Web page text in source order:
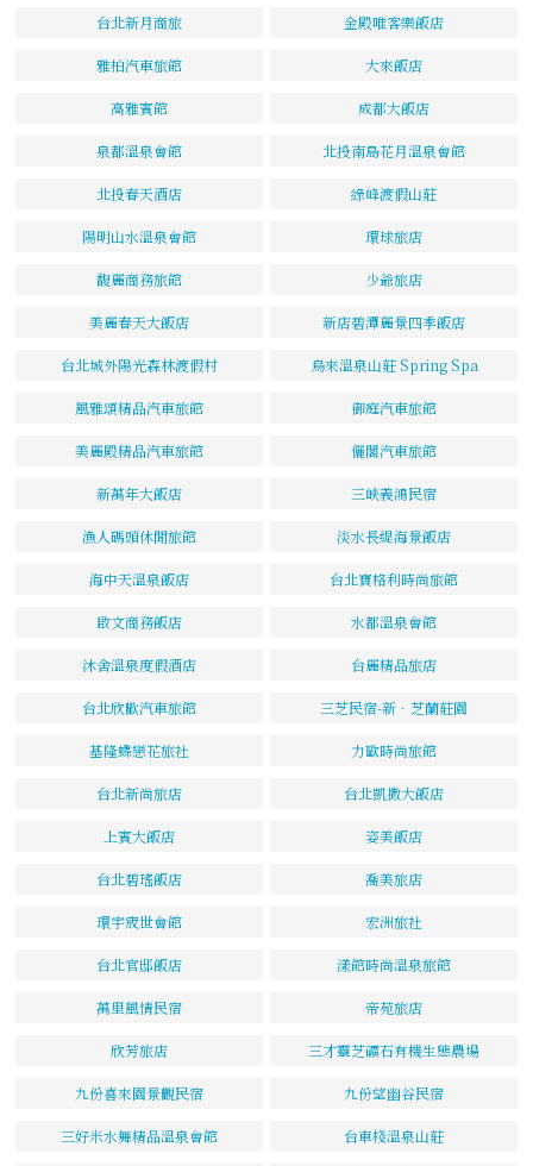
台北新月商旅 金殿唯客樂飯店
雅柏汽車旅館 大來飯店
高雅賓館 成都大飯店
泉都溫泉會館 北投南島花月溫泉會館
北投春天酒店 綠峰渡假山莊
陽明山水溫泉會館 環球旅店
馥麗商務旅館 少爺旅店
美麗春天大飯店 新店碧潭麗景四季飯店
台北城外陽光森林渡假村 烏來溫泉山莊 Spring Spa
風雅頌精品汽車旅館 御庭汽車旅館
美麗殿精品汽車旅館 儷閣汽車旅館
新萬年大飯店 三峽義鴻民宿
漁人碼頭休閒旅館 淡水長緹海景飯店
海中天溫泉飯店 台北寶格利時尚旅館
啟文商務飯店 水都溫泉會館
沐舍溫泉度假酒店 台麗精品旅店
台北欣歡汽車旅館 三芝民宿-新．芝蘭莊園
基隆蝶戀花旅社 力歐時尚旅館
台北新尚旅店 台北凱撒大飯店
上賓大飯店 姿美飯店
台北碧瑤飯店 喬美旅店
環宇宬世會館 宏洲旅社
台北官邸飯店 漾館時尚溫泉旅館
萬里風情民宿 帝苑旅店
欣芳旅店 三才靈芝礦石有機生態農場
九份喜來園景觀民宿 九份望幽谷民宿
三好米水舞精品溫泉會館 台車棧溫泉山莊